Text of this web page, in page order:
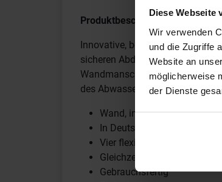
Diese Webseite
Wir verwenden
und die Zugriffe
Website an
möglicherweise
der Dienste
Produktbeschreibung:
Innovative, beidseitig mit einem
sicheren Abdichten der
Wandmanschette lassen sich
des Abwasserrohres sowie die
Wand, innen und außen
In Deutschland durch das
Vier flexible Dehnzonen für
Gleichzeitiges Abdichten
Gebrauchsfertig